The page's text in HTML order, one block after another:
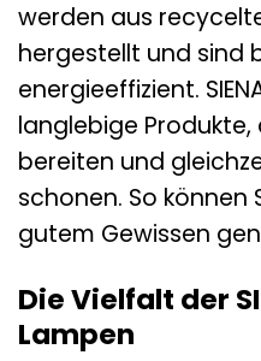
werden aus
hergestellt und sind
energieeffizient.
langlebige Produkte,
bereiten und
schonen. So können
gutem Gewissen
Die Vielfalt der
Lampen